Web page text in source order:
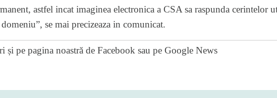
astfel incat imaginea electronica a CSA sa raspunda cerintelor
se mai precizeaza in comunicat.
și pe pagina noastră de Facebook sau pe Google News